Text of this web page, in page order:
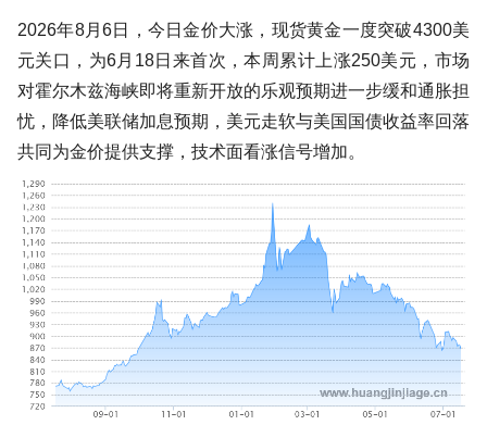
2026年8月6日，今日金价大涨，现货黄金一度突破4300美
元关口，为6月18日来首次，本周累计上涨250美元，市场
对霍尔木兹海峡即将重新开放的乐观预期进一步缓和通胀担
忧，降低美联储加息预期，美元走软与美国国债收益率回落
共同为金价提供支撑，技术面看涨信号增加。